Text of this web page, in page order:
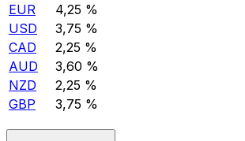
EUR
4,25 %
USD
3,75 %
CAD
2,25 %
AUD
3,60 %
NZD
2,25 %
GBP
3,75 %